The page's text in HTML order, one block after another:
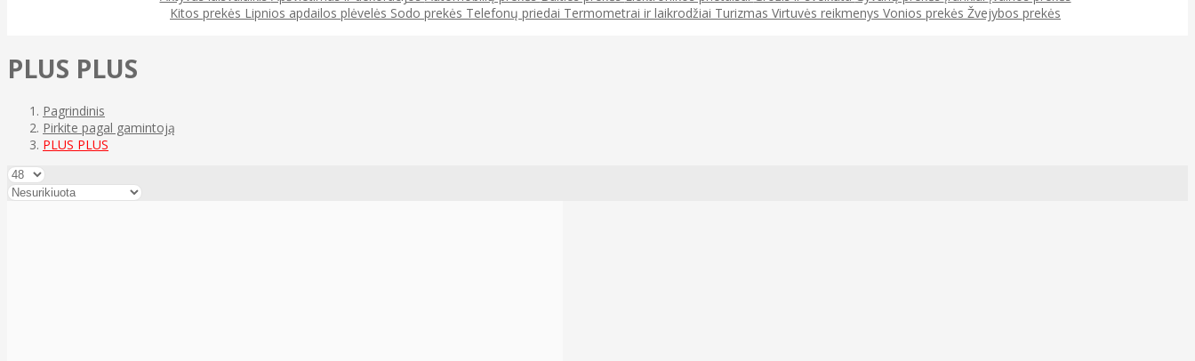
Kitos prekės Lipnios apdailos plėvelės Sodo prekės Telefonų priedai Termometrai ir laikrodžiai Turizmas Virtuvės reikmenys Vonios prekės Žvejybos prekės
PLUS PLUS
Pagrindinis
Pirkite pagal gamintoją
PLUS PLUS